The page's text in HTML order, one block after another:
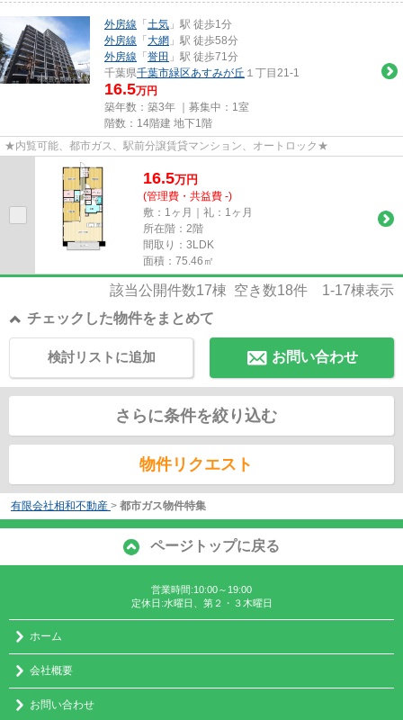
外房線 「 土気 」駅 徒歩1分
外房線 「 大網 」駅 徒歩58分
外房線 「 誉田 」駅 徒歩71分
千葉県千葉市緑区あすみが丘 １丁目21-1
16.5万円
築年数：築3年 ｜募集中： 1室
階数：14階建 地下1階
★内覧可能、都市ガス、駅前分譲賃貸マンション、オートロック★
16.5万円
(管理費・共益費 -)
敷：1ヶ月｜礼：1ヶ月
所在階：2階
間取り：3LDK
面積：75.46㎡
該当公開件数17棟 空き数18件 1-17棟表示
チェックした物件をまとめて
お問い合わせ
検討リストに追加
さらに条件を絞り込む
物件リクエスト
有限会社相和不動産 > 都市ガス物件特集
ページトップに戻る
営業時間:10:00～19:00
定休日:水曜日、第２・３木曜日
ホーム
会社概要
お問い合わせ